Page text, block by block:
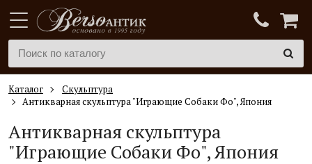
Каталог
Скульптура
Антикварная скульптура "Играющие Собаки Фо", Япония
Антикварная скульптура
"Играющие Собаки Фо", Япония